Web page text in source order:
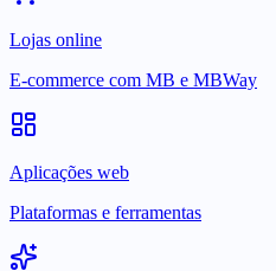
Lojas online
E-commerce com MB e MBWay
Aplicações web
Plataformas e ferramentas